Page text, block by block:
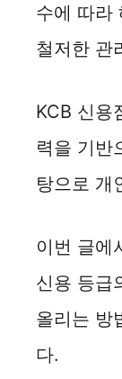
수에 따라
철저한 관
KCB 신용
력을 기반
탕으로 개
이번 글에
신용 등급
올리는 방
다.